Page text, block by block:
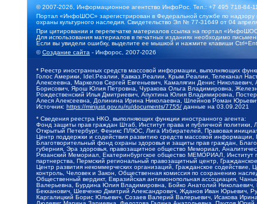
© 2007-2026, Информационное агентство ИнфоРос. Тел.: +7 495 718-84-
Портал «ИнфоШОС» зарегистрирован в Федеральной службе по надзору
охраны культурного наследия. Свидетельство Эл № 77-31649 от 04
При цитировании и перепечатке материалов ссылка на портал
Для использования материалов в печатных изданиях необходимо
Если вы увидели ошибку, выделите ее мышкой и нажмите клавиши
©Создание сайта - Инфорос, 2007-2026
* Реестр иностранных средств массовой информации, выполняющих
Голос Америки, Idel.Реалии, Кавказ.Реалии, Крым.Реалии, Телеканал
Алексеевна, Маркелов Сергей Евгеньевич, Камалягин Денис
Борисович, Ярош Юлия Петровна, Чуракова Ольга Владимировна,
Рождественский Илья Дмитриевич, Апухтина Юлия Владимировна,
Алеся Алексеевна, Долинина Ирина Николаевна, Шлейнов Роман
Источник: https://minjust.gov.ru/ru/documents/7755/ данные на 03.09.2021
* Сведения реестра НКО, выполняющих функции иностранного агента:
Фонд защиты прав граждан Штаб, Институт права и публичной
Открытый Петербург, Феникс ПЛЮС, Лига Избирателей, Правовая
Центр поддержки и содействия развитию средств массовой
Благотворительный фонд охраны здоровья и защиты прав граждан,
губерния, Эра здоровья, правозащитное общество Мемориал,
Рязанский Мемориал, Екатеринбургское общество МЕМОРИАЛ, Институт
партнерства, Пермский региональный правозащитный центр,
Центр развития некоммерческих организаций, Гражданское
контроль, Человек и Закон, Общественная комиссия по сохранению
Общественный вердикт, Евразийская антимонопольная ассоциация,
Валерьевна, Бурдина Юлия Владимировна, Бойко Анатолий Николаевич,
Бекханович, Шевченко Дмитрий Александрович, Жданов Иван Юрьевич,
Каргалицкий Борис Юльевич, Созаев Валерий Валерьевич, Исакова